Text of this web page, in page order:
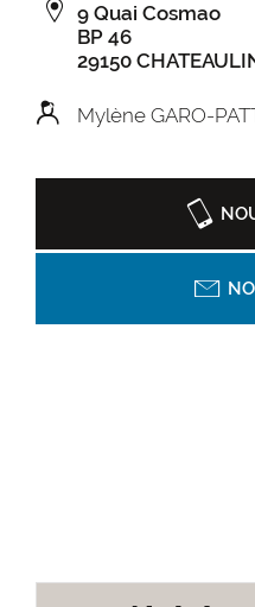
9 Quai Cosmao
BP 46
29150
Mylène GARO-